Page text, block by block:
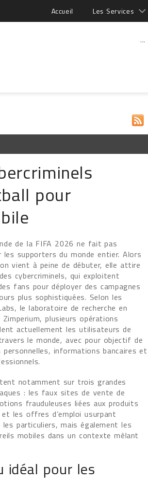
Accueil Les Services
...
pour
de la FIFA 2026 ne fait pas
les supporters du monde entier. Alors
vient à peine de débuter, elle attire
cybercriminels, qui exploitent
fans pour déployer des campagnes
plus sophistiquées. Selon les
le laboratoire de recherche en
plusieurs opérations
actuellement les utilisateurs de
le monde, avec pour objectif de
personnelles, informations bancaires et
notamment sur trois grandes
: les faux sites de vente de
frauduleuses liées aux produits
les offres d’emploi usurpant
les particuliers, mais également les
mobiles dans un contexte mêlant
idéal pour les